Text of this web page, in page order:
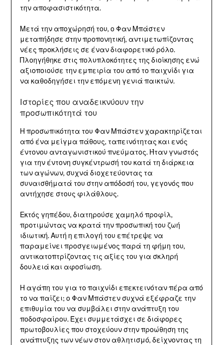
την αποφασιστικότητα.
Μετά την αποχώρησή του, ο Φαν Μπάστεν
μεταπήδησε στην προπονητική, αντιμετωπίζοντας
νέες προκλήσεις σε έναν διαφορετικό ρόλο.
Πλοηγήθηκε στις πολυπλοκότητες της διοίκησης ενώ
αξιοποιούσε την εμπειρία του από το παιχνίδι για
να καθοδηγήσει την επόμενη γενιά παικτών.
Ιστορίες που αναδεικνύουν την
προσωπικότητά του
Η προσωπικότητα του Φαν Μπάστεν χαρακτηρίζεται
από ένα μείγμα πάθους, ταπεινότητας και ενός
έντονου ανταγωνιστικού πνεύματος. Ήταν γνωστός
για την έντονη συγκέντρωσή του κατά τη διάρκεια
των αγώνων, συχνά διοχετεύοντας τα
συναισθήματά του στην απόδοσή του, γεγονός που
αντήχησε στους φιλάθλους.
Εκτός γηπέδου, διατηρούσε χαμηλό προφίλ,
προτιμώντας να κρατά την προσωπική του ζωή
ιδιωτική. Αυτή η επιλογή του επέτρεψε να
παραμείνει προσγειωμένος παρά τη φήμη του,
αντικατοπτρίζοντας τις αξίες του για σκληρή
δουλειά και αφοσίωση.
Η αγάπη του για το παιχνίδι επεκτεινόταν πέρα από
το να παίζει; ο Φαν Μπάστεν συχνά εξέφραζε την
επιθυμία του να συμβάλει στην ανάπτυξη του
ποδοσφαίρου. Έχει συμμετάσχει σε διάφορες
πρωτοβουλίες που στοχεύουν στην προώθηση της
ανάπτυξης των νέων στον αθλητισμό, δείχνοντας τη